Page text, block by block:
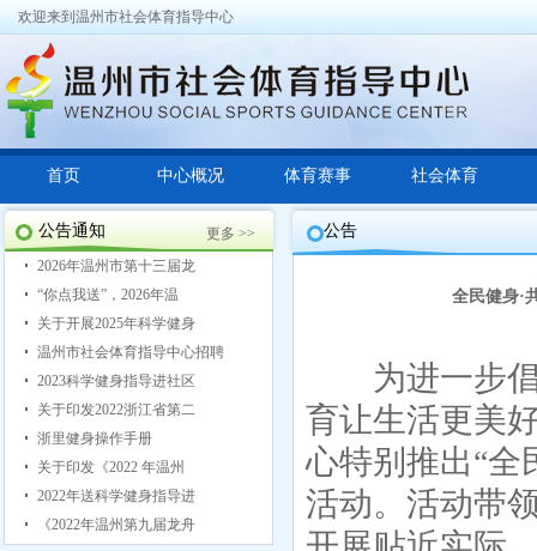
欢迎来到温州市社会体育指导中心
首页 中心概况 体育赛事 社会体育
公告通知
更多 >>
2026年温州市第十三届龙
“你点我送”，2026年温
关于开展2025年科学健身
温州市社会体育指导中心招聘
2023科学健身指导进社区
关于印发2022浙江省第二
浙里健身操作手册
关于印发《2022 年温州
2022年送科学健身指导进
《2022年温州第九届龙舟
公告
全民健身·
为进一步倡
育让生活更美
心特别推出“全
活动。活动带